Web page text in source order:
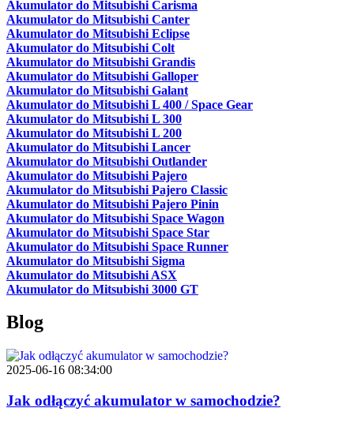
Akumulator do Mitsubishi Carisma
Akumulator do Mitsubishi Canter
Akumulator do Mitsubishi Eclipse
Akumulator do Mitsubishi Colt
Akumulator do Mitsubishi Grandis
Akumulator do Mitsubishi Galloper
Akumulator do Mitsubishi Galant
Akumulator do Mitsubishi L 400 / Space Gear
Akumulator do Mitsubishi L 300
Akumulator do Mitsubishi L 200
Akumulator do Mitsubishi Lancer
Akumulator do Mitsubishi Outlander
Akumulator do Mitsubishi Pajero
Akumulator do Mitsubishi Pajero Classic
Akumulator do Mitsubishi Pajero Pinin
Akumulator do Mitsubishi Space Wagon
Akumulator do Mitsubishi Space Star
Akumulator do Mitsubishi Space Runner
Akumulator do Mitsubishi Sigma
Akumulator do Mitsubishi ASX
Akumulator do Mitsubishi 3000 GT
Blog
2025-06-16 08:34:00
Jak odłączyć akumulator w samochodzie?